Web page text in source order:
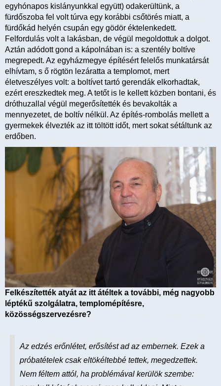
egyhónapos kislányunkkal együtt) odakerültünk, a
fürdőszoba fel volt túrva egy korábbi csőtörés miatt, a
fürdőkád helyén csupán egy gödör éktelenkedett.
Felfordulás volt a lakásban, de végül megoldottuk a dolgot.
Aztán adódott gond a kápolnában is: a szentély boltíve
megrepedt. Az egyházmegye építésért felelős munkatársát
elhívtam, s ő rögtön lezáratta a templomot, mert
életveszélyes volt: a boltívet tartó gerendák elkorhadtak,
ezért ereszkedtek meg. A tetőt is le kellett közben bontani, és
dróthuzallal végül megerősítették és bevakolták a
mennyezetet, de boltív nélkül. Az építés-rombolás mellett a
gyermekek élvezték az itt töltött időt, mert sokat sétáltunk az
erdőben.
Felkészítették atyát az itt átéltek a további, még nagyobb
léptékű szolgálatra, templomépítésre,
közösségszervezésre?
Az edzés erőnlétet, erősítést ad az embernek. Ezek a
próbatételek csak eltökéltebbé tettek, megedzettek.
Nem féltem attól, ha problémával kerülök szembe: